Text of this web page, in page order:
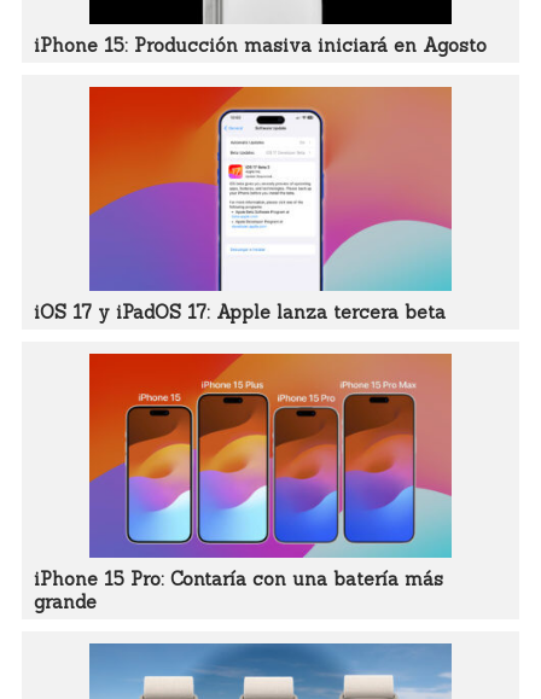
iPhone 15: Producción masiva iniciará en Agosto
iOS 17 y iPadOS 17: Apple lanza tercera beta
iPhone 15 Pro: Contaría con una batería más
grande